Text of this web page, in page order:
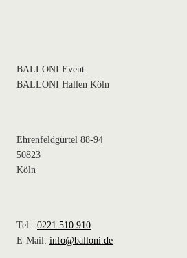
BALLONI Event
BALLONI Hallen Köln
Ehrenfeldgürtel 88-94
50823
Köln
Tel.: 0221 510 910
E-Mail: info@balloni.de